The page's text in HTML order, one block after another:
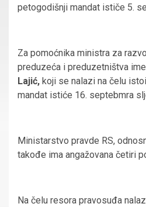
petogodišnji mandat ističe 5.
Za pomoćnika ministra za
preduzeća i preduzetništva
Lajić, koji se nalazi na čelu
mandat istiće 16. septebmra
Ministarstvo pravde RS,
takođe ima angažovana četiri
Na čelu resora pravosuđa